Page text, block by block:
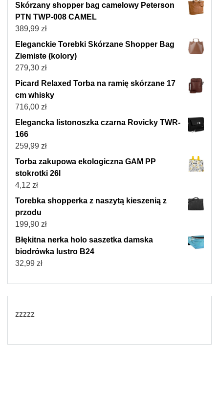
Skórzany shopper bag camelowy Peterson
PTN TWP-008 CAMEL
389,99 zł
Eleganckie Torebki Skórzane Shopper Bag
Ziemiste (kolory)
279,30 zł
Picard Relaxed Torba na ramię skórzane 17
cm whisky
716,00 zł
Elegancka listonoszka czarna Rovicky TWR-
166
259,99 zł
Torba zakupowa ekologiczna GAM PP
stokrotki 26l
4,12 zł
Torebka shopperka z naszytą kieszenią z
przodu
199,90 zł
Błękitna nerka holo saszetka damska
biodrówka lustro B24
32,99 zł
zzzzz